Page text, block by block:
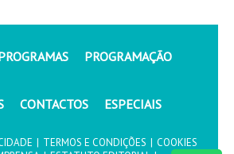
PROGRAMAÇÃO
CONTACTOS ESPECIAIS
| TERMOS E CONDIÇÕES | COOKIES